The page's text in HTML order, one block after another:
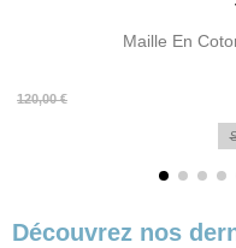
Maille En
120,00 €
Prix
Prix
Découvrez nos